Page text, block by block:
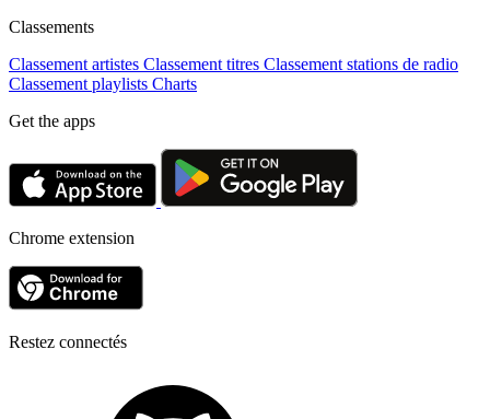
Classements
Classement artistes Classement titres Classement stations de radio
Classement playlists Charts
Get the apps
Chrome extension
Restez connectés